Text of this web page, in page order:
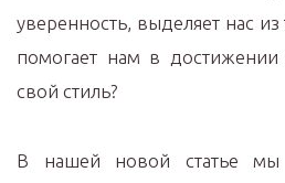
уверенность, выделяет нас
помогает нам в
свой стиль?
В нашей новой статье мы